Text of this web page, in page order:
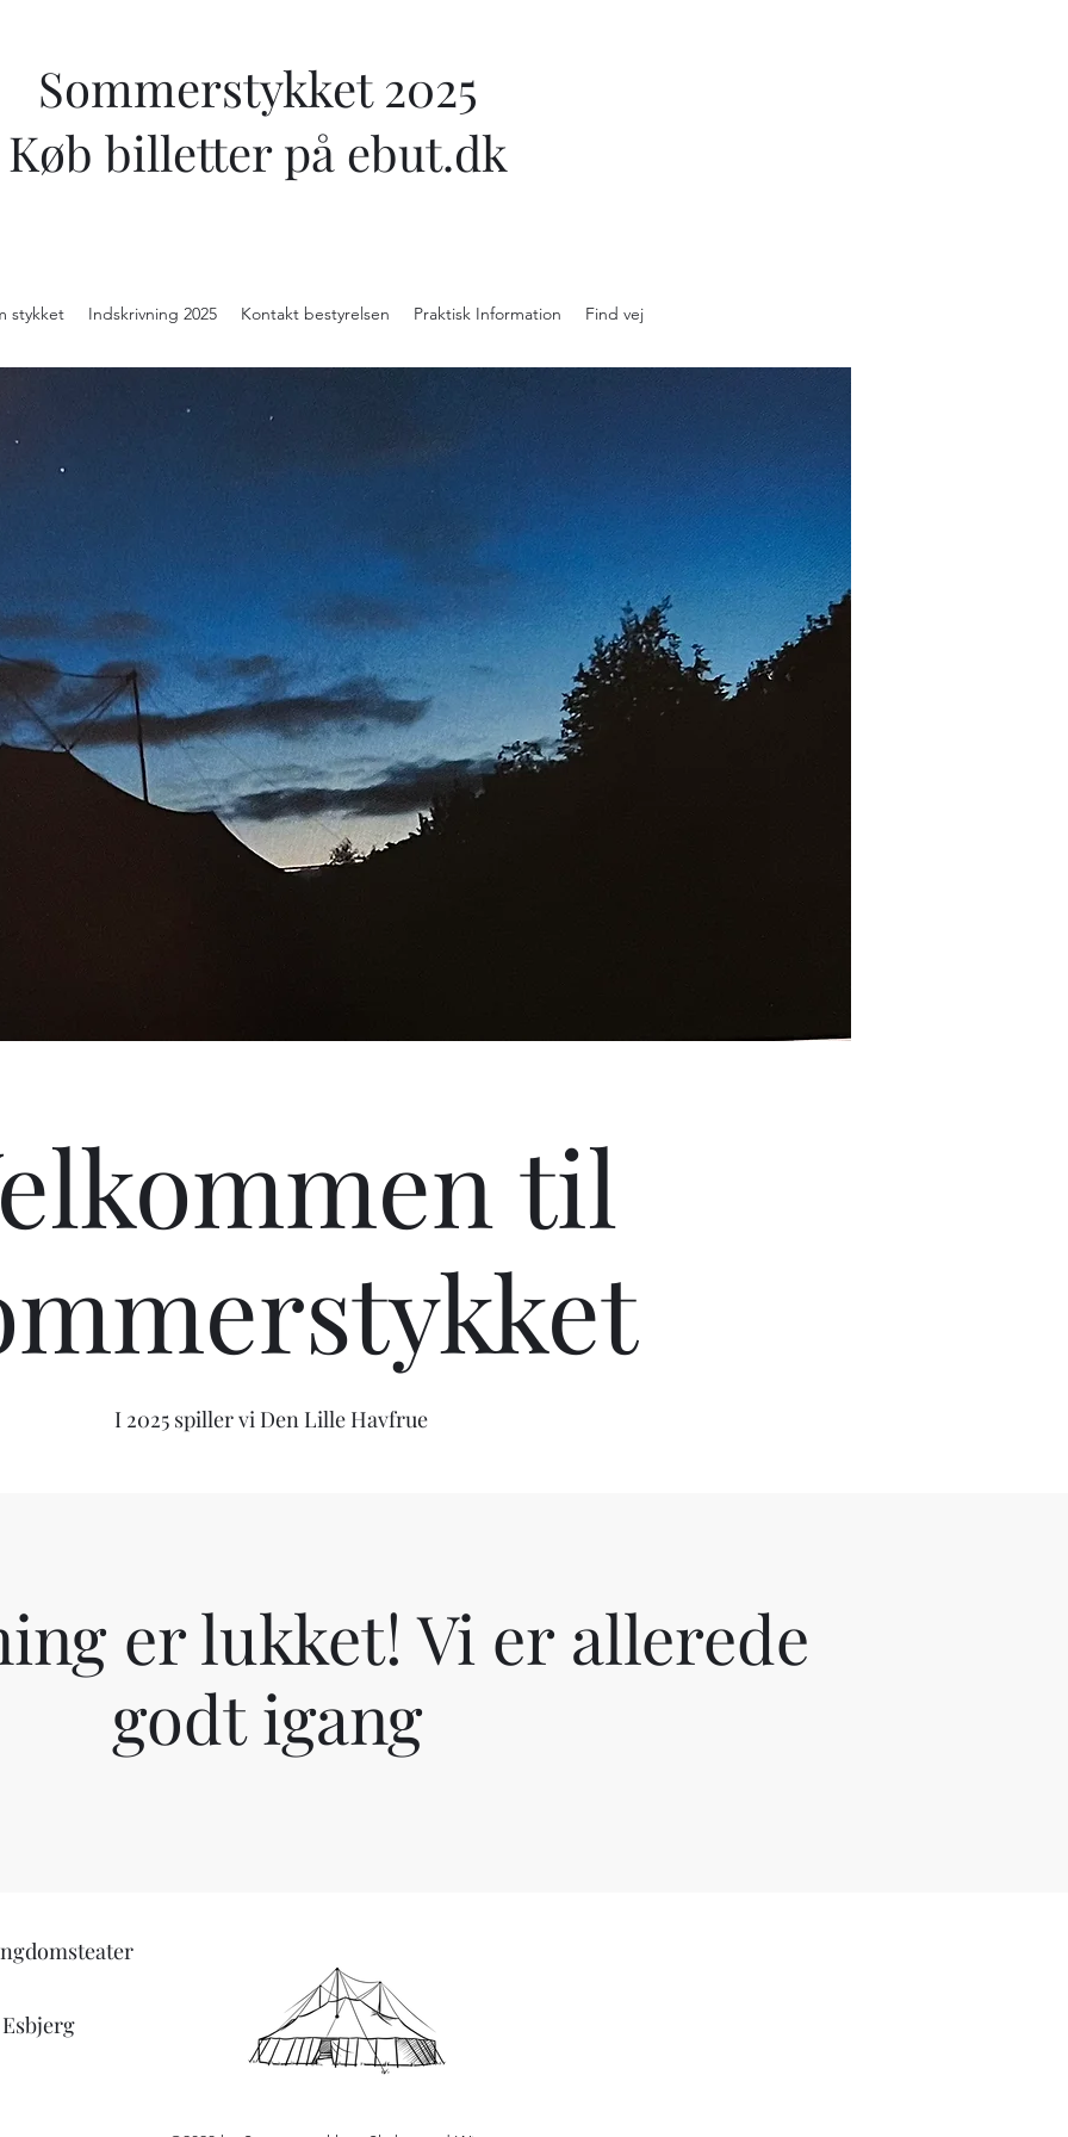
Sommerstykket 2025
Køb billetter på ebut.dk
stykket Indskrivning 2025 Kontakt bestyrelsen Praktisk Information Find vej
til
I 2025 spiller vi Den Lille Havfrue
er lukket! Vi er allerede
godt igang